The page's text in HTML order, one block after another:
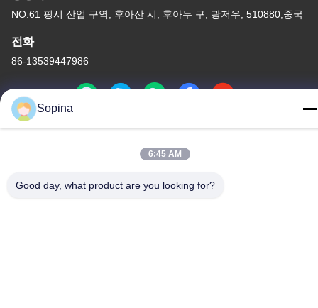
NO.61 핑시 산업 구역, 후아산 시, 후아두 구, 광저우, 510880,중국
전화
86-13539447986
중국 상등품 하이브리드 스테퍼 모터 공급자. 저작권 (c) 2023-2026
GUANGZHOU FUDE ELECTRONIC TECHNOLOGY CO.,LTD . 무
단 복제 금지.
Sopina
6:45 AM
Good day, what product are you looking for?